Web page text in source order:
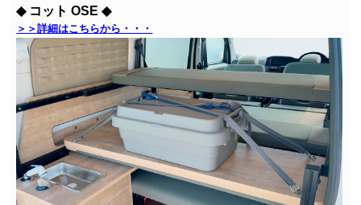
◆ コット OSE ◆
＞＞詳細はこちらから・・・